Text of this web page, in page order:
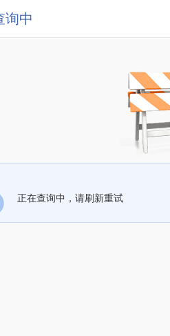
询中
正在查询中，请刷新重试